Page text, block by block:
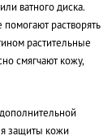
ватного диска.
растворять
растительные
смягчают кожу,
защиты кожи